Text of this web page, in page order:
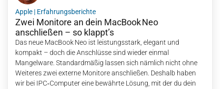
Apple | Erfahrungsberichte
Zwei Monitore an dein MacBook Neo
anschließen – so klappt’s
Das neue MacBook Neo ist leistungsstark, elegant und
kompakt – doch die Anschlüsse sind wieder einmal
Mangelware. Standardmäßig lassen sich nämlich nicht ohne
Weiteres zwei externe Monitore anschließen. Deshalb haben
wir bei IPC‑Computer eine bewährte Lösung, mit der du dein